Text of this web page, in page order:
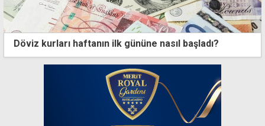
Döviz kurları haftanın ilk gününe nasıl başladı?